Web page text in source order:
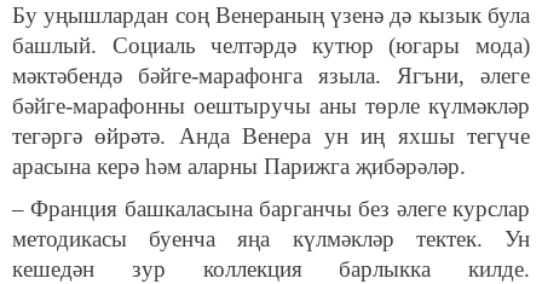
Бу уңышлардан соң Венераның үзенә дә кызык була
башлый. Социаль челтәрдә кутюр (югары мода)
мәктәбендә бәйге-марафонга языла. Ягъни, әлеге
бәйге-марафонны оештыручы аны төрле күлмәкләр
тегәргә өйрәтә. Анда Венера ун иң яхшы тегүче
арасына керә һәм аларны Парижга җибәрәләр.
– Франция башкаласына барганчы без әлеге курслар
методикасы буенча яңа күлмәкләр тектек. Ун
кешедән зур коллекция барлыкка килде.